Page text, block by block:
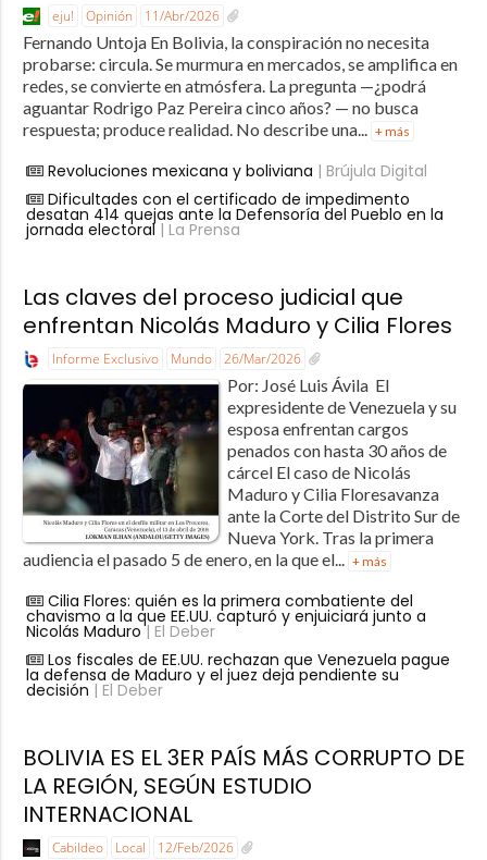
eju! Opinión 11/Abr/2026
Fernando Untoja En Bolivia, la conspiración no necesita
probarse: circula. Se murmura en mercados, se amplifica en
redes, se convierte en atmósfera. La pregunta —¿podrá
aguantar Rodrigo Paz Pereira cinco años? — no busca
respuesta; produce realidad. No describe una... + más
Revoluciones mexicana y boliviana | Brújula Digital
Dificultades con el certificado de impedimento
desatan 414 quejas ante la Defensoría del Pueblo en la
jornada electoral| La Prensa
Las claves del proceso judicial que
enfrentan Nicolás Maduro y Cilia Flores
Informe Exclusivo Mundo 26/Mar/2026
Por: José Luis Ávila El
expresidente de Venezuela y su
esposa enfrentan cargos
penados con hasta 30 años de
cárcel El caso de Nicolás
Maduro y Cilia Floresavanza
ante la Corte del Distrito Sur de
Nueva York. Tras la primera
audiencia el pasado 5 de enero, en la que el...
+ más
Cilia Flores: quién es la primera combatiente del
chavismo a la que EE.UU. capturó y enjuiciará junto a
Nicolás Maduro| El Deber
Los fiscales de EE.UU. rechazan que Venezuela pague
la defensa de Maduro y el juez deja pendiente su
decisión | El Deber
BOLIVIA ES EL 3ER PAÍS MÁS CORRUPTO DE
LA REGIÓN, SEGÚN ESTUDIO
INTERNACIONAL
Cabildeo Local 12/Feb/2026